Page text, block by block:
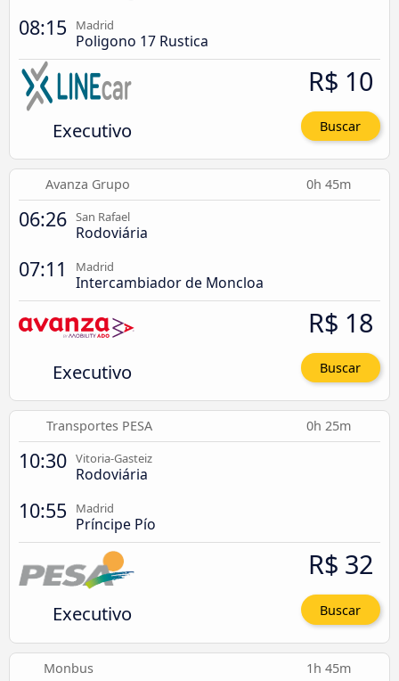
08:15 Madrid
Poligono 17 Rustica
Executivo
R$ 10
Buscar
Avanza Grupo 0h 45m
06:26 San Rafael
Rodoviária
07:11 Madrid
Intercambiador de Moncloa
Executivo
R$ 18
Buscar
Transportes PESA 0h 25m
10:30 Vitoria-Gasteiz
Rodoviária
10:55 Madrid
Príncipe Pío
Executivo
R$ 32
Buscar
Monbus 1h 45m